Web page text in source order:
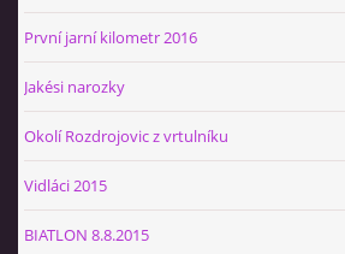
První jarní kilometr 2016
Jakési narozky
Okolí Rozdrojovic z vrtulníku
Vidláci 2015
BIATLON 8.8.2015